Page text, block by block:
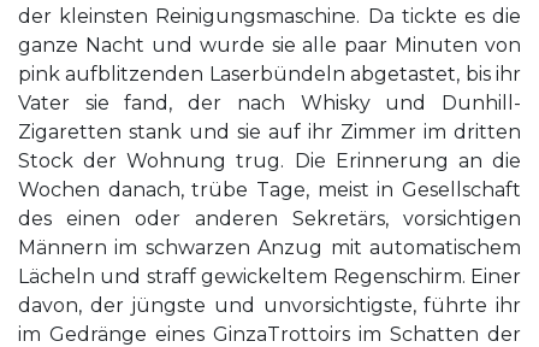
der kleinsten Reinigungsmaschine. Da tickte es die
ganze Nacht und wurde sie alle paar Minuten von
pink aufblitzenden Laserbündeln abgetastet, bis ihr
Vater sie fand, der nach Whisky und Dunhill-
Zigaretten stank und sie auf ihr Zimmer im dritten
Stock der Wohnung trug. Die Erinnerung an die
Wochen danach, trübe Tage, meist in Gesellschaft
des einen oder anderen Sekretärs, vorsichtigen
Männern im schwarzen Anzug mit automatischem
Lächeln und straff gewickeltem Regenschirm. Einer
davon, der jüngste und unvorsichtigste, führte ihr
im Gedränge eines GinzaTrottoirs im Schatten der